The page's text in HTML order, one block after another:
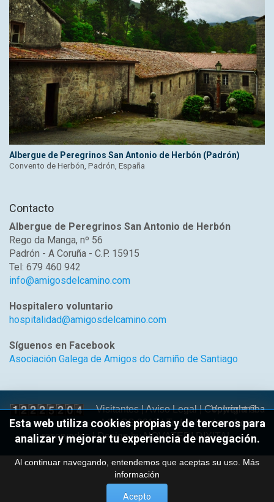
Albergue de Peregrinos San Antonio de Herbón (Padrón)
Convento de Herbón, Padrón, España
Contacto
Albergue de Peregrinos San Antonio de Herbón
Rego da Manga, nº 56
Padrón - A Coruña - C.P. 15915
Tel: 679 460 942
info@amigosdelcamino.com
Hospitalero voluntario
hospitalidad@amigosdelcamino.com
Síguenos en Facebook
Asociación Galega de Amigos do Camiño de Santiago
Volver arriba
Visitantes |Aviso Legal| Copyright ©
AGACS 2017 | Todos los derechos
reservados | Design byNOVATEDI DIXITAL
Esta web utiliza cookies propias y de terceros para
analizar y mejorar tu experiencia de navegación.
Al continuar navegando, entendemos que aceptas su uso. Más
información
Acepto